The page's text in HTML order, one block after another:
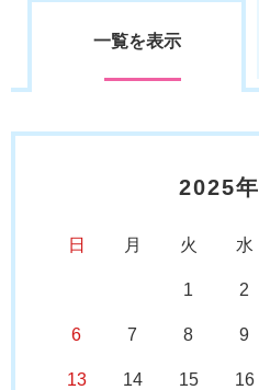
一覧を表示
2025年
日 月 火 水
1 2
6 7 8 9
13 14 15 16